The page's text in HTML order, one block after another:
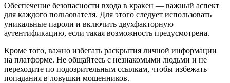
Обеспечение безопасности входа в кракен — важный аспект
для каждого пользователя. Для этого следует использовать
уникальные пароли и включить двухфакторную
аутентификацию, если такая возможность предусмотрена.
Кроме того, важно избегать раскрытия личной информации
на платформе. Не общайтесь с незнакомыми людьми и не
переходите по подозрительным ссылкам, чтобы избежать
попадания в ловушки мошенников.